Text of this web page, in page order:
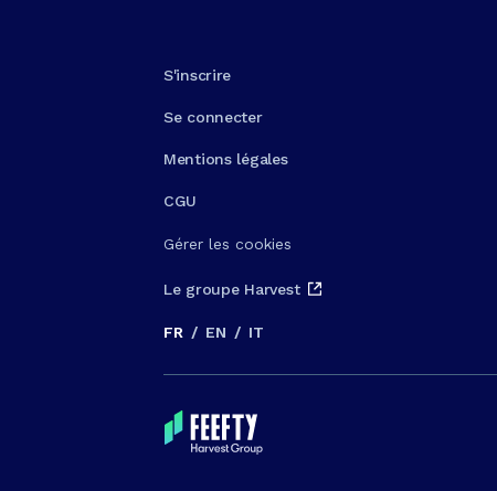
S'inscrire
Se connecter
Mentions légales
CGU
Gérer les cookies
Le groupe Harvest
FR / EN / IT